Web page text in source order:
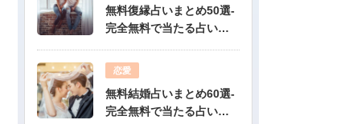
無料復縁占いまとめ50選-
完全無料で当たる占いだ
恋愛
無料結婚占いまとめ60選-
完全無料で当たる占いだ